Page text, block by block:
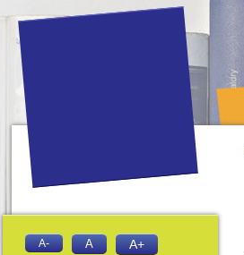
A- A A+